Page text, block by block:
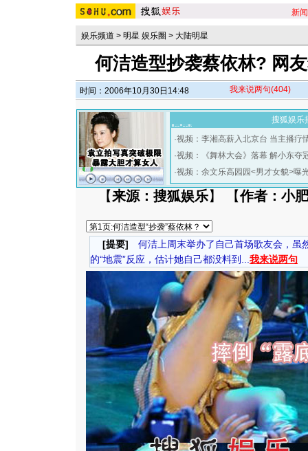
新闻
娱乐频道 > 明星 娱乐圈 > 大陆明星
何洁造型抄袭蔡依林? 网
时间：2006年10月30日14:48 我来说两句(404)
搜狐娱乐
·视频：李湘高薪入北京台 当主播疗
·视频：《舞林大会》落幕 解小东夺
·视频：余文乐高园园<男才女貌>曝
【来源：搜狐娱乐】 【作者：小
[提要] 何洁上周末举办了自己首场歌友会，虽
的“地震”反应，估计她自己都没料到... 我来说两句